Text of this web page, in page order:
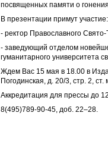
посвященных памяти о
В презентации примут участие:
- ректор Православного
- заведующий отделом
гуманитарного университета
Ждем Вас 15 мая в 18.00 в
Погодинская, д. 20/3, стр. 2,
Аккредитация для прессы до
8(495)789-90-45, доб. 22–28.